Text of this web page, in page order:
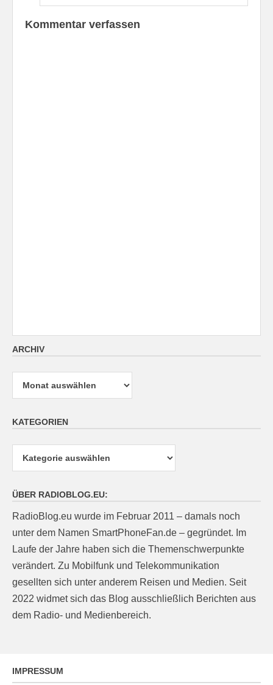
Kommentar verfassen
ARCHIV
Archiv
KATEGORIEN
Kategorien
ÜBER RADIOBLOG.EU:
RadioBlog.eu wurde im Februar 2011 – damals noch
unter dem Namen SmartPhoneFan.de – gegründet. Im
Laufe der Jahre haben sich die Themenschwerpunkte
verändert. Zu Mobilfunk und Telekommunikation
gesellten sich unter anderem Reisen und Medien. Seit
2022 widmet sich das Blog ausschließlich Berichten aus
dem Radio- und Medienbereich.
IMPRESSUM